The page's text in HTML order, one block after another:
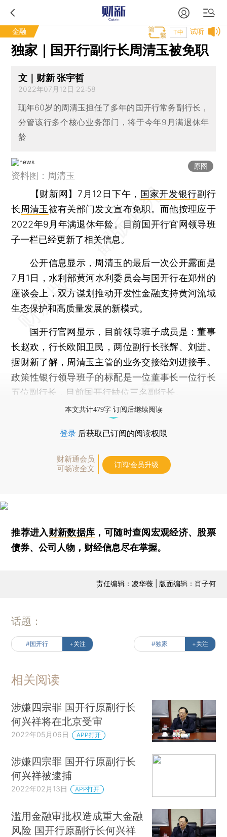
金融 试听
T中
独家｜国开行副行长周清玉被免职
文｜财新 张宇哲
2022年07月12日 22:58
现年60岁的周清玉担任了多年的国开行常务副行长，
分管该行多个核心业务部门，将于今年9月满退休年
龄
原图
资料图：周清玉
【财新网】 7月12日下午， 国家开发银行副行
长周清玉被有关部门发文宣布免职。而他按理应于
2022年9月年满退休年龄。目前国开行官网领导班
子一栏已经更新了相关信息。
公开信息显示，周清玉的最后一次公开露面是
7月1日，水利部黄河水利委员会与国开行在郑州的
座谈会上，双方谋划推动开发性金融支持黄河流域
生态保护和高质量发展的新模式。
国开行官网显示，目前领导班子成员是：董事
长赵欢，行长欧阳卫民，两位副行长张辉、刘进。
据财新了解，周清玉主管的业务交接给刘进接手。
政策性银行领导班子的标配是一位董事长一位行长
五位副行长，目前国开行缺位三名副行长。
本文共计479字 订阅后继续阅读
登录 后获取已订阅的阅读权限
财新通会员
可畅读全文
订阅/会员升级
推荐进入财新数据库 ，可随时查阅宏观经济、股票
债券、公司人物，财经信息尽在掌握。
责任编辑：凌华薇 | 版面编辑：肖子何
话题：
#国开行 +关注 #独家 +关注
相关阅读
涉嫌四宗罪 国开行原副行长
何兴祥将在北京受审
2022年05月06日 APP打开
涉嫌四宗罪 国开行原副行长
何兴祥被逮捕
2022年02月13日 APP打开
滥用金融审批权造成重大金融
风险 国开行原副行长何兴祥